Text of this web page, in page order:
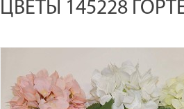
ЦВЕТЫ 145228